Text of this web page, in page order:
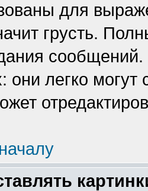
для
грусть.
сообщений.
они легко